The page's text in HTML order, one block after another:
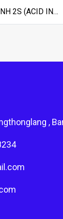
POLYTREATE INH 2S (ACID INHIBITOR FOR HCl)
,